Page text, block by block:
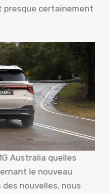
presque certainement
Australia quelles
le nouveau
nouvelles, nous